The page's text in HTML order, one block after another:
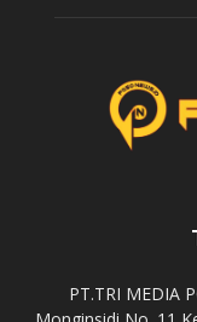
PT.TRI MEDIA